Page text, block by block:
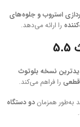
استروب و جلوه‌های
را ارائه می‌دهد.
نسخه بلوتوث
قطعی را فراهم می‌کند.
به‌طور همزماندو دستگاه